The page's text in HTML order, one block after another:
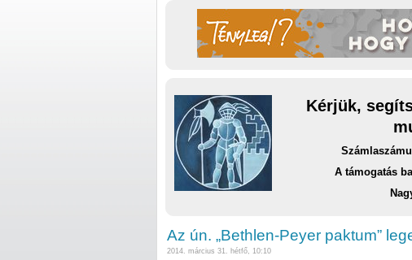
Kérjük,
A támogatás
Az ún. „Bethlen-Peyer paktum”
2014. március 31. hétfő, 10:10